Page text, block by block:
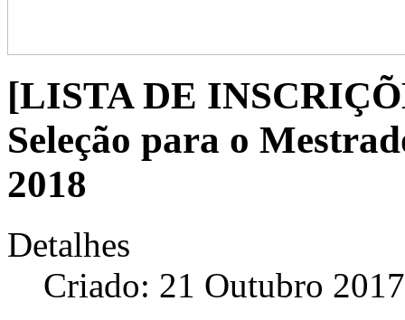
[LISTA DE
Seleção para o
2018
Detalhes
Criado: 21 Outubro 2017